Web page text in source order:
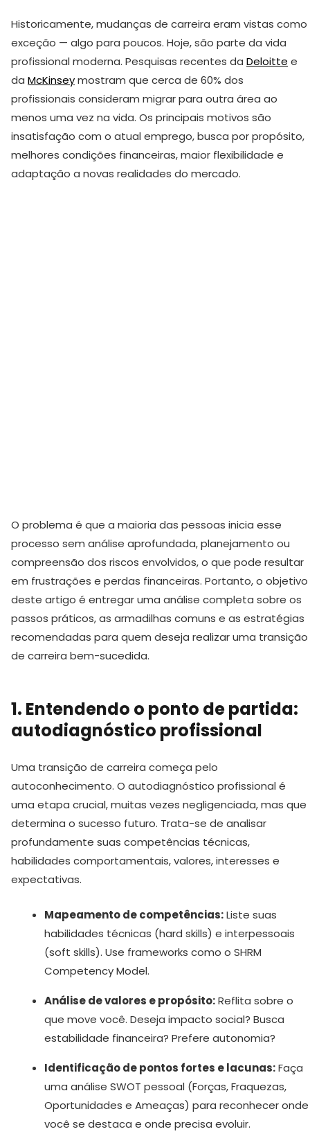
Historicamente, mudanças de carreira eram vistas como
exceção — algo para poucos. Hoje, são parte da vida
profissional moderna. Pesquisas recentes da Deloitte e
da McKinseymostram que cerca de 60% dos
profissionais consideram migrar para outra área ao
menos uma vez na vida. Os principais motivos são
insatisfação com o atual emprego, busca por propósito,
melhores condições financeiras, maior flexibilidade e
adaptação a novas realidades do mercado.
O problema é que a maioria das pessoas inicia esse
processo sem análise aprofundada, planejamento ou
compreensão dos riscos envolvidos, o que pode resultar
em frustrações e perdas financeiras. Portanto, o objetivo
deste artigo é entregar uma análise completa sobre os
passos práticos, as armadilhas comuns e as estratégias
recomendadas para quem deseja realizar uma transição
de carreira bem-sucedida.
1. Entendendo o ponto de partida:
autodiagnóstico profissional
Uma transição de carreira começa pelo
autoconhecimento. O autodiagnóstico profissional é
uma etapa crucial, muitas vezes negligenciada, mas que
determina o sucesso futuro. Trata-se de analisar
profundamente suas competências técnicas,
habilidades comportamentais, valores, interesses e
expectativas.
Mapeamento de competências:Liste suas
habilidades técnicas (hard skills) e interpessoais
(soft skills). Use frameworks como o SHRM
Competency Model.
Análise de valores e propósito:Reflita sobre o
que move você. Deseja impacto social? Busca
estabilidade financeira? Prefere autonomia?
Identificação de pontos fortes e lacunas:Faça
uma análise SWOT pessoal (Forças, Fraquezas,
Oportunidades e Ameaças) para reconhecer onde
você se destaca e onde precisa evoluir.